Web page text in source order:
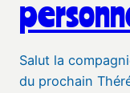
Salut la
du prochain